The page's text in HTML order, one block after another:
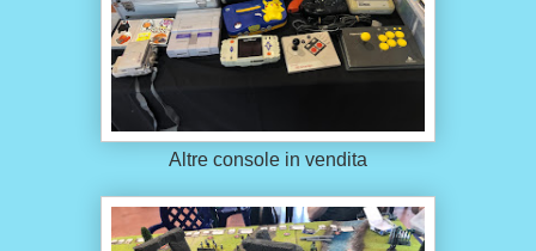
Altre console in vendita